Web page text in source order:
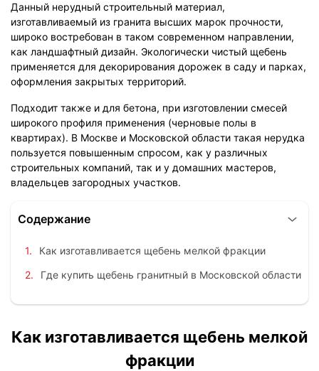
Данный нерудный строительный материал,
изготавливаемый из гранита высших марок прочности,
широко востребован в таком современном направлении,
как ландшафтный дизайн. Экологически чистый щебень
применяется для декорирования дорожек в саду и парках,
оформления закрытых территорий.
Подходит также и для бетона, при изготовлении смесей
широкого профиля применения (черновые полы в
квартирах). В Москве и Московской области такая нерудка
пользуется повышенным спросом, как у различных
строительных компаний, так и у домашних мастеров,
владельцев загородных участков.
Содержание
Как изготавливается щебень мелкой фракции
Где купить щебень гранитный в Московской области
Как изготавливается щебень мелкой
фракции